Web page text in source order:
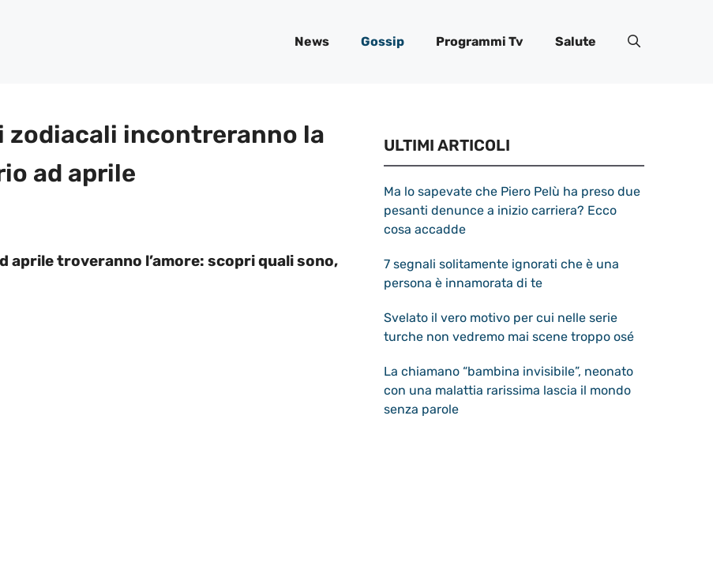
News Gossip Programmi Tv Salute
zodiacali incontreranno la
ad aprile
aprile troveranno l’amore: scopri quali sono,
ULTIMI ARTICOLI
Ma lo sapevate che Piero Pelù ha preso due
pesanti denunce a inizio carriera? Ecco
cosa accadde
7 segnali solitamente ignorati che è una
persona è innamorata di te
Svelato il vero motivo per cui nelle serie
turche non vedremo mai scene troppo osé
La chiamano “bambina invisibile”, neonato
con una malattia rarissima lascia il mondo
senza parole